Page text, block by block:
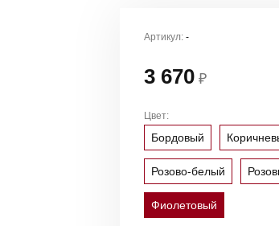
Артикул: -
3 670 ₽
Цвет:
Бордовый
Розово-белый
Фиолетовый